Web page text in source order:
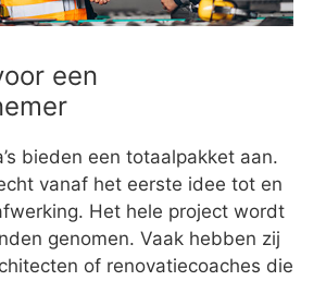
een
bieden een totaalpakket aan.
vanaf het eerste idee tot en
Het hele project wordt
genomen. Vaak hebben zij
of renovatiecoaches die